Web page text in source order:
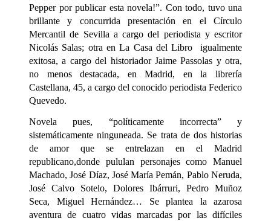
Pepper por publicar esta novela!”. Con todo, tuvo una
brillante y concurrida presentación en el Círculo
Mercantil de Sevilla a cargo del periodista y escritor
Nicolás Salas; otra en La Casa del Libro igualmente
exitosa, a cargo del historiador Jaime Passolas y otra,
no menos destacada, en Madrid, en la librería
Castellana, 45, a cargo del conocido periodista Federico
Quevedo.
Novela pues, “políticamente incorrecta” y
sistemáticamente ninguneada. Se trata de dos historias
de amor que se entrelazan en el Madrid
republicano,donde pululan personajes como Manuel
Machado, José Díaz, José María Pemán, Pablo Neruda,
José Calvo Sotelo, Dolores Ibárruri, Pedro Muñoz
Seca, Miguel Hernández… Se plantea la azarosa
aventura de cuatro vidas marcadas por las difíciles